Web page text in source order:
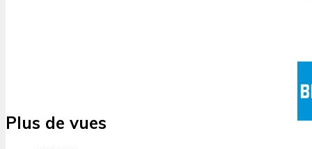
Plus de vues